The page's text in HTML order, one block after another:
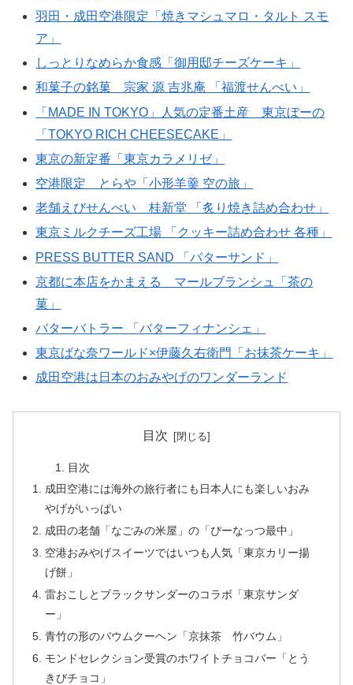
羽田・成田空港限定「焼きマシュマロ・タルト スモ
ア」
しっとりなめらか食感「御用邸チーズケーキ」
和菓子の銘菓 宗家 源 吉兆庵 「福渡せんべい」
「MADE IN TOKYO」人気の定番土産 東京ぼーの
「TOKYO RICH CHEESECAKE」
東京の新定番「東京カラメリゼ」
空港限定 とらや「小形羊羹 空の旅」
老舗えびせんべい 桂新堂 「炙り焼き詰め合わせ」
東京ミルクチーズ工場 「クッキー詰め合わせ 各種」
PRESS BUTTER SAND 「バターサンド」
京都に本店をかまえる マールブランシュ「茶の
菓」
バターバトラー 「バターフィナンシェ」
東京ばな奈ワールド×伊藤久右衛門「お抹茶ケーキ」
成田空港は日本のおみやげのワンダーランド
目次
目次
成田空港には海外の旅行者にも日本人にも楽しいおみ
やげがいっぱい
成田の老舗「なごみの米屋」の「ぴーなっつ最中」
空港おみやげスイーツではいつも人気「東京カリー揚
げ餅」
雷おこしとブラックサンダーのコラボ「東京サンダ
ー」
青竹の形のバウムクーヘン「京抹茶 竹バウム」
モンドセレクション受賞のホワイトチョコバー「とう
きびチョコ」